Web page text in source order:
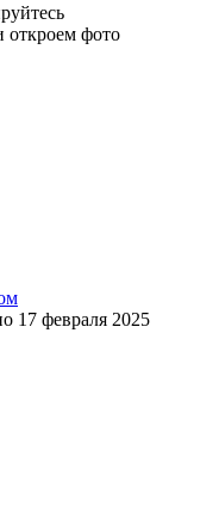
откроем фото
17 февраля 2025